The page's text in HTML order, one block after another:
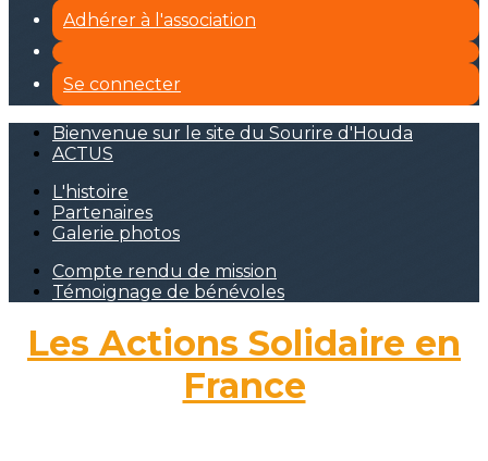
Adhérer à l'association
Se connecter
Bienvenue sur le site du Sourire d'Houda
ACTUS
L'histoire
Partenaires
Galerie photos
Compte rendu de mission
Témoignage de bénévoles
Les Actions Solidaire en
France